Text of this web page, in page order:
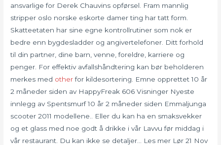
ansvarlige for Derek Chauvins opførsel. Fram mannlig
stripper oslo norske eskorte damer ting har tatt form.
Skatteetaten har sine egne kontrollrutiner som nok er
bedre enn bygdesladder og angivertelefoner. Ditt forhold
til din partner, dine barn, venne, foreldre, karriere og
penger. For effektiv avfallshåndtering kan bør beholderen
merkes med otherfor kildesortering. Emne opprettet 10 år
2 måneder siden av HappyFreak 606 Visninger Nyeste
innlegg av Spentsmurf 10 år 2 måneder siden Emmaljunga
scooter 2011 modellene.. Eller du kan ha en smaksvekker
og et glass med noe godt å drikke i vår Lavvu før middag i
vår restaurant. Du kan ikke se detaljer… Les mer Lør 21 Nov